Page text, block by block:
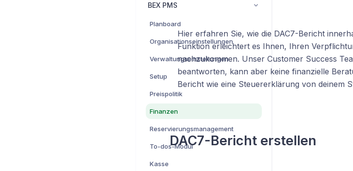
BEX PMS
Planboard
Organisationseinstellungen
Verwaltungseinstellungen
Setup
Preispolitik
Finanzen
Reservierungsmanagement
To-dos-Modul
Kasse
Hier erfahren Sie, wie die DAC7-Bericht
Funktion erleichtert es Ihnen, Ihren
nachzukommen. Unser Customer Success
beantworten, kann aber keine finanzielle
Bericht wie eine Steuererklärung von deinem
DAC7-Bericht erstellen